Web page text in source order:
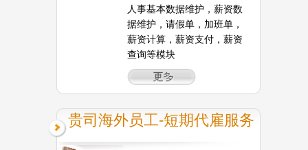
人事基本数据维护，薪资数
据维护，请假单，加班单，
薪资计算，薪资支付，薪资
查询等模块
贵司海外员工-短期代雇服务